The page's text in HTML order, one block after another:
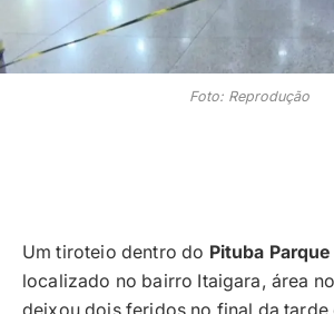
Foto: Reprodução
Um tiroteio dentro do Pituba
localizado no bairro Itaigara, área